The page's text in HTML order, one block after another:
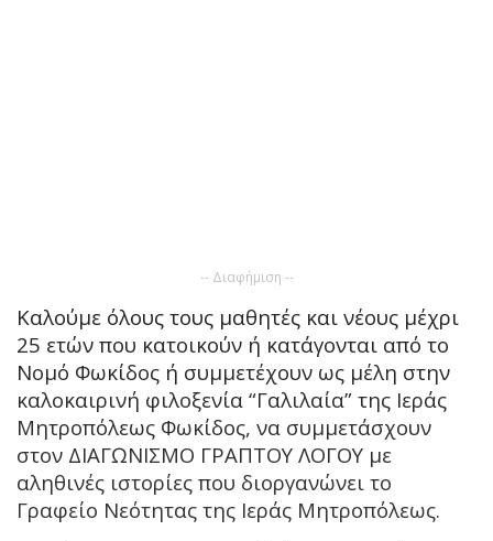
-- Διαφήμιση --
Καλούμε όλους τους μαθητές και νέους μέχρι
25 ετών που κατοικούν ή κατάγονται από το
Νομό Φωκίδος ή συμμετέχουν ως μέλη στην
καλοκαιρινή φιλοξενία “Γαλιλαία” της Ιεράς
Μητροπόλεως Φωκίδος, να συμμετάσχουν
στον ΔΙΑΓΩΝΙΣΜΟ ΓΡΑΠΤΟΥ ΛΟΓΟΥ με
αληθινές ιστορίες που διοργανώνει το
Γραφείο Νεότητας της Ιεράς Μητροπόλεως.